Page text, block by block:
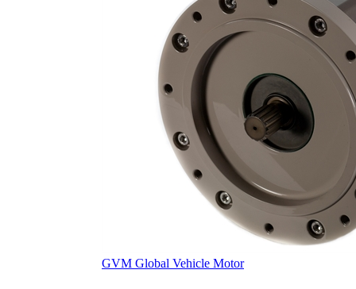
GVM Global Vehicle Motor